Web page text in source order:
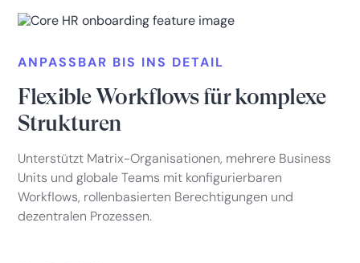
ANPASSBAR BIS INS DETAIL
Flexible Workflows für komplexe
Strukturen
Unterstützt Matrix-Organisationen, mehrere Business
Units und globale Teams mit konfigurierbaren
Workflows, rollenbasierten Berechtigungen und
dezentralen Prozessen.